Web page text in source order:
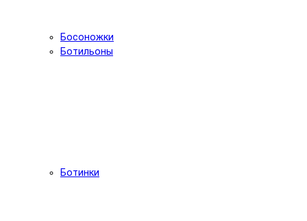
Босоножки
Ботильоны
Ботинки